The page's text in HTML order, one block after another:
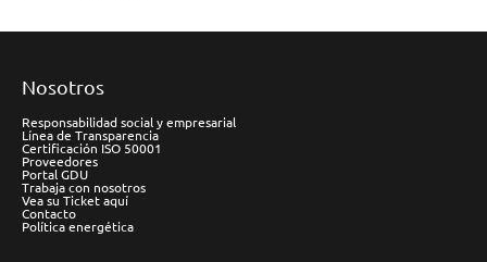
Nosotros
Responsabilidad social y empresarial
Línea de Transparencia
Certificación ISO 50001
Proveedores
Portal GDU
Trabaja con nosotros
Vea su Ticket aquí
Contacto
Política energética